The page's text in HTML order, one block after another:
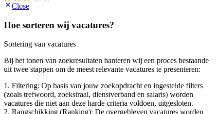
Close
Hoe sorteren wij vacatures?
Sortering van vacatures
Bij het tonen van zoekresultaten hanteren wij een proces bestaande
uit twee stappen om de meest relevante vacatures te presenteren:
1. Filtering: Op basis van jouw zoekopdracht en ingestelde filters
(zoals trefwoord, zoekstraal, dienstverband en salaris) worden
vacatures die niet aan deze harde criteria voldoen, uitgesloten.
2. Rangschikking (Ranking): De overgebleven vacatures worden